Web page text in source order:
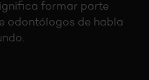
formar parte
odontólogos de habla